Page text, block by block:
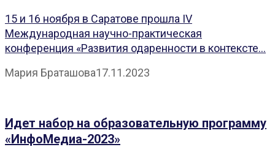
15 и 16 ноября в Саратове прошла IV
Международная научно-практическая
конференция «Развития одаренности в контексте...
Мария Браташова17.11.2023
Идет набор на образовательную программу
«ИнфоМедиа-2023»